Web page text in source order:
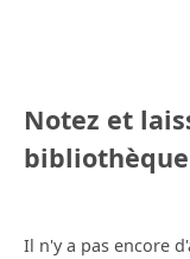
Notez et
bibliothèque
Il n'y a pas encore